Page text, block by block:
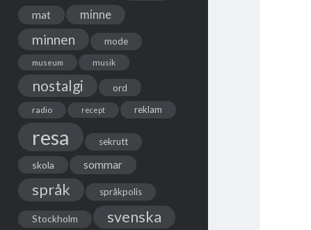
mat minne
minnen mode
museum musik
nostalgi ord
radio recept reklam
resa sekrutt
skola sommar
språk språkpolis
Stockholm svenska